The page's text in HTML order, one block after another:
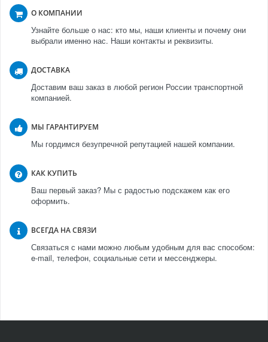
О КОМПАНИИ
Узнайте больше о нас: кто мы, наши клиенты и почему они
выбрали именно нас. Наши контакты и реквизиты.
ДОСТАВКА
Доставим ваш заказ в любой регион России транспортной
компанией.
МЫ ГАРАНТИРУЕМ
Мы гордимся безупречной репутацией нашей компании.
КАК КУПИТЬ
Ваш первый заказ? Мы с радостью подскажем как его
оформить.
ВСЕГДА НА СВЯЗИ
Связаться с нами можно любым удобным для вас способом:
e-mail, телефон, социальные сети и мессенджеры.